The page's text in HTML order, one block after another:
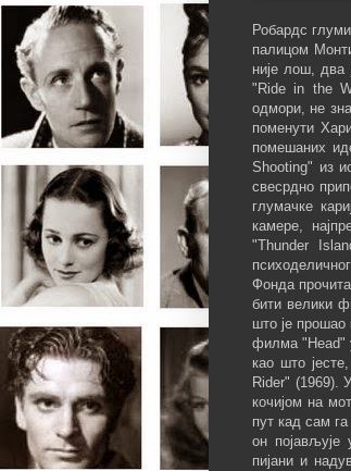
Робардс
палицом
није лош, два
"Ride in the
одмори, не
поменути
помешаних
Shooting" из
свесрдно
глумачке
камере,
"Thunder
Фонда
бити велики
што је прошао
филма "Head"
као што
Rider" (1969).
кочијом на
пут кад сам
он појављује
пијани и